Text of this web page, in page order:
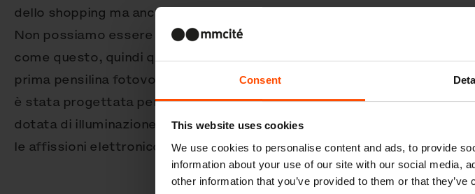
Consent
This website uses cookies
We use cookies to personalise content and ads, to provide
information about your use of our site with our social media,
other information that you’ve provided to them or that
dello shopping ma anche come sede di concerti ed eventi aziendali.
Non possiamo essere esclusi da un progetto di pianificazione urbana
come questo, quindi qui, accanto ai nostri arredi, troverai anche la
prima pensilina fotovoltaica mmcité a energia solare. Questa pensilina
è stata progettata per rispondere alle esigenze dei viaggiatori; è
dotata di illuminazione interna, capacità di ricarica USB e tabellone per
le affissioni elettronico, il tutto alimentato da energia solare.